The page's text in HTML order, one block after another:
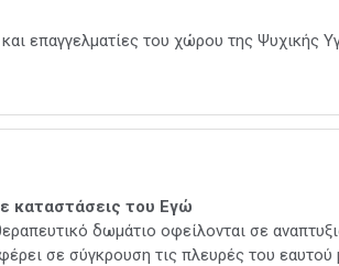
επαγγελματίες του χώρου της Ψυχικής
καταστάσεις του Εγώ
δωμάτιο οφείλονται σε
σε σύγκρουση τις πλευρές του